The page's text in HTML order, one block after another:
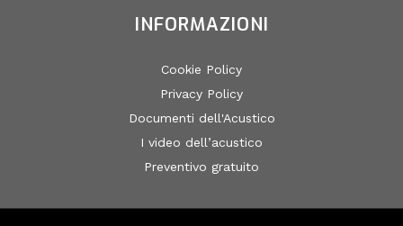
INFORMAZIONI
Cookie Policy
Privacy Policy
Documenti dell'Acustico
I video dell’acustico
Preventivo gratuito